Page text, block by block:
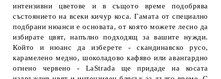
интензивни цветове и в същото време подобрява
състоянието на всеки кичур коса. Гамата от специално
подбрани нюанси е основата, от която можете лесно да
избирате цвят, напълно подходящ за вашите нужди.
Който и нюанс да изберете - скандинавско русо,
карамелено медно, шоколадово кафяво или авангардно
огнено червено - LaStrada ще придаде на косата